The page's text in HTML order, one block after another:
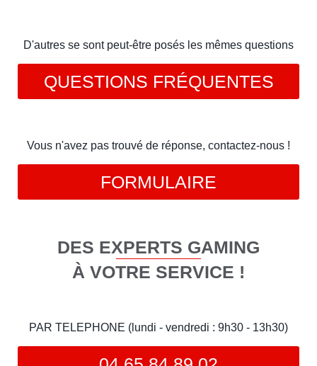
D'autres se sont peut-être posés les mêmes questions
QUESTIONS FRÉQUENTES
Vous n'avez pas trouvé de réponse, contactez-nous !
FORMULAIRE
DES EXPERTS GAMING
À VOTRE SERVICE !
PAR TELEPHONE (lundi - vendredi : 9h30 - 13h30)